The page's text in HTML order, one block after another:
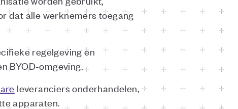
dat alle werknemers toegang
regelgeving en
BYOD-omgeving.
leveranciers onderhandelen,
apparaten.